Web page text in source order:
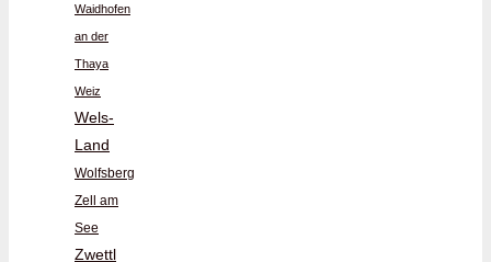
Waidhofen
an der
Thaya
Weiz
Wels-
Land
Wolfsberg
Zell am
See
Zwettl